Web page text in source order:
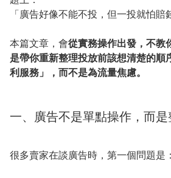
「廣告好像不能不投，但一投就怕賠
本篇文章，會從實務操作出發，不教
是帶你重新整理投放前該想清楚的順
利服務」，而不是為流量焦慮。
一、廣告不是單點操作，而
很多賣家在談廣告時，第一個問題是：